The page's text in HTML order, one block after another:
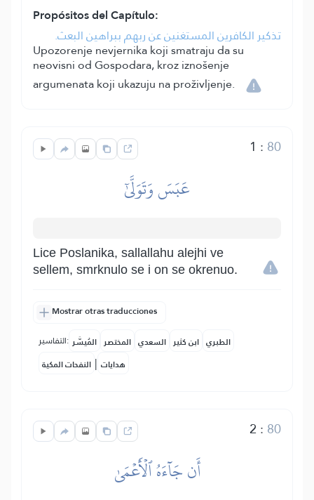
Propósitos del Capítulo:
تذكير الكافرين المستغنين عن ربهم ببراهين البعث.
Upozorenje nevjernika koji smatraju da su
neovisni od Gospodara, kroz iznošenje
argumenata koji ukazuju na proživljenje.
1 : 80
عَبَسَ وَتَوَلَّىٰٓ
Lice Poslanika, sallallahu alejhi ve
sellem, smrknulo se i on se okrenuo.
Mostrar otras traducciones
التفاسير: المُيسَّر المختصر السعدي ابن كثير الطبري
النفحات المكية | هدايات
2 : 80
أَن جَآءَهُ ٱلۡأَعۡمَىٰ